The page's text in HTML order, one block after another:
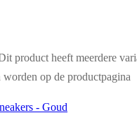
product heeft meerdere
op de productpagina